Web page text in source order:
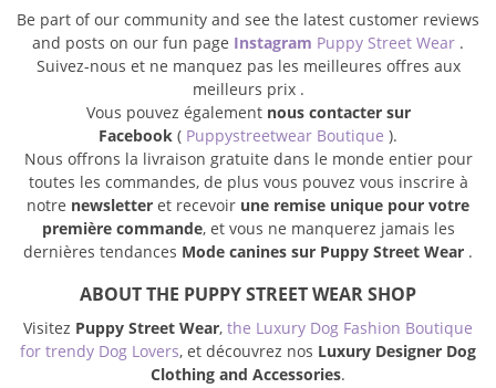
Be part of our community and see the latest customer reviews
and posts on our fun page Instagram Puppy Street Wear .
Suivez-nous et ne manquez pas les meilleures offres aux
meilleurs prix .
Vous pouvez également nous contacter sur
Facebook ( Puppystreetwear Boutique ).
Nous offrons la livraison gratuite dans le monde entier pour
toutes les commandes, de plus vous pouvez vous inscrire à
notre newsletter et recevoir une remise unique pour votre
première commande, et vous ne manquerez jamais les
dernières tendances Mode canines sur Puppy Street Wear .
ABOUT THE PUPPY STREET WEAR SHOP
Visitez Puppy Street Wear, the Luxury Dog Fashion Boutique
for trendy Dog Lovers, et découvrez nos Luxury Designer Dog
Clothing and Accessories.